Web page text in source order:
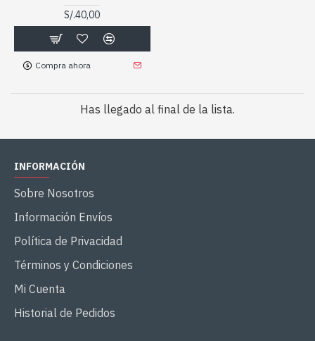
S/.40,00
Compra ahora
Has llegado al final de la lista.
INFORMACIÓN
Sobre Nosotros
Información Envíos
Política de Privacidad
Términos y Condiciones
Mi Cuenta
Historial de Pedidos